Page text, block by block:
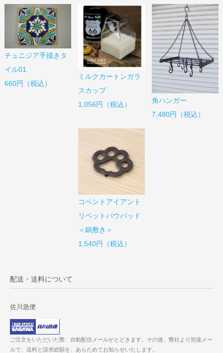
チュニジア手描きタ
イル01
660円（税込）
ミルクカートンガラ
スカップ
1,056円（税込）
角ハンガー
7,480円（税込）
コベントアイアント
リベットパウパッド
＜鍋敷き＞
1,540円（税込）
配送・送料について
佐川急便
ご注文をいただいた際、自動配信メールがとどきます。その後、弊社より別途メー
ルで、送料と請求総額を、あらためてお知らせいたします。